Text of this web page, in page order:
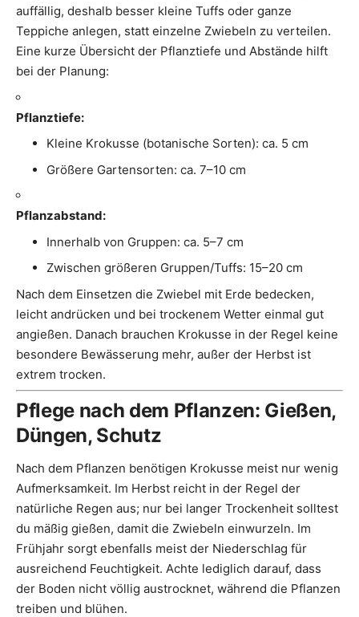
auffällig, deshalb besser kleine Tuffs oder ganze
Teppiche anlegen, statt einzelne Zwiebeln zu verteilen.
Eine kurze Übersicht der Pflanztiefe und Abstände hilft
bei der Planung:
Pflanztiefe:
Kleine Krokusse (botanische Sorten): ca. 5 cm
Größere Gartensorten: ca. 7–10 cm
Pflanzabstand:
Innerhalb von Gruppen: ca. 5–7 cm
Zwischen größeren Gruppen/Tuffs: 15–20 cm
Nach dem Einsetzen die Zwiebel mit Erde bedecken,
leicht andrücken und bei trockenem Wetter einmal gut
angießen. Danach brauchen Krokusse in der Regel keine
besondere Bewässerung mehr, außer der Herbst ist
extrem trocken.
Pflege nach dem Pflanzen: Gießen,
Düngen, Schutz
Nach dem Pflanzen benötigen Krokusse meist nur wenig
Aufmerksamkeit. Im Herbst reicht in der Regel der
natürliche Regen aus; nur bei langer Trockenheit solltest
du mäßig gießen, damit die Zwiebeln einwurzeln. Im
Frühjahr sorgt ebenfalls meist der Niederschlag für
ausreichend Feuchtigkeit. Achte lediglich darauf, dass
der Boden nicht völlig austrocknet, während die Pflanzen
treiben und blühen.